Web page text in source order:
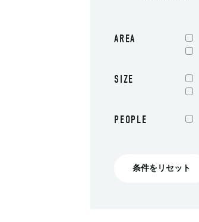
AREA
SIZE
PEOPLE
条件をリセット